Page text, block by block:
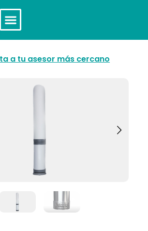
a tu asesor más cercano